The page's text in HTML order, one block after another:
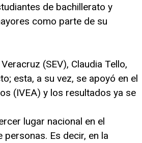
de bachillerato y
como parte de su
(SEV), Claudia Tello,
esta, a su vez, se apoyó en el
(IVEA) y los resultados ya se
lugar nacional en el
Es decir, en la